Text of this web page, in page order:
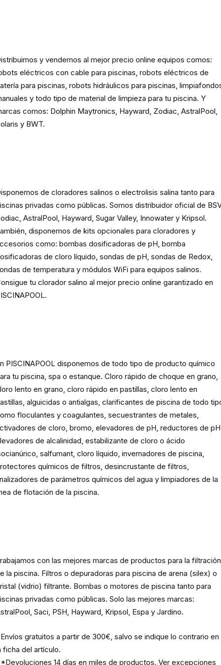
y vendemos al mejor precio online equipos comos:
eléctricos con cable para piscinas, robots eléctricos de
para piscinas, robots hidráulicos para piscinas,
y todo tipo de material de limpieza para tu piscina. Y
comos: Dolphin Maytronics, Hayward, Zodiac, AstralPool,
y BWT.
de cloradores salinos o electrolisis salina tanto para
privadas como públicas. Somos distribuidor oficial de
AstralPool, Hayward, Sugar Valley, Innowater y Kripsol.
disponemos de kits opcionales para cloradores y
como: bombas dosificadoras de pH, bomba
de cloro líquido, sondas de pH, sondas de Redox,
de temperatura y módulos WiFi para equipos salinos.
tu clorador salino al mejor precio online garantizado en
PISCINAPOOL disponemos de todo tipo de producto químico
tu piscina, spa o estanque. Cloro rápido de choque en grano,
lento en grano, cloro rápido en pastillas, cloro lento en
alguicidas o antialgas, clarificantes de piscina de todo
floculantes y coagulantes, secuestrantes de metales,
de cloro, bromo, elevadores de pH, reductores de
de alcalinidad, estabilizante de cloro o ácido
salfumant, cloro líquido, invernadores de piscina,
químicos de filtros, desincrustante de filtros,
de parámetros químicos del agua y limpiadores de la
de flotación de la piscina.
con las mejores marcas de productos para la filtración
la piscina. Filtros o depuradoras para piscina de arena (silex) o
(vidrio) filtrante. Bombas o motores de piscina tanto para
privadas como públicas. Solo las mejores marcas:
Saci, PSH, Hayward, Kripsol, Espa y Jardino.
gratuitos a partir de 300€, salvo se indique lo contrario en
ficha del artículo.
14 días en miles de productos. Ver excepciones